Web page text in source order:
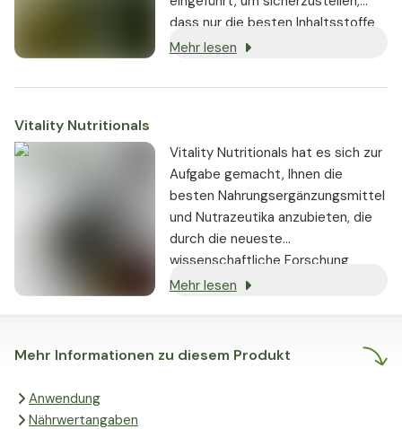
dass nur die besten Inhaltsstoffe
von seriösen Lieferanten bezogen
werden:
Mehr lesen
Mehr Informationen zu diesem Produkt
Anwendung
Nährwertangaben
Vitality Nutritionals
Vitality Nutritionals hat es sich zur
Aufgabe gemacht, Ihnen die
besten Nahrungsergänzungsmittel
und Nutrazeutika anzubieten, die
durch die neueste
wissenschaftliche Forschung
gestützt werden und nachweislich
Mehr lesen